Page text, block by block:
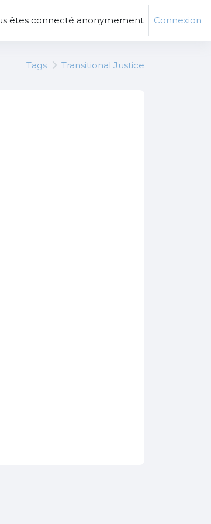
êtes connecté anonymement Connexion
Tags Transitional Justice